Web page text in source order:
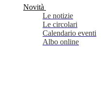
Novità
Le notizie
Le circolari
Calendario eventi
Albo online